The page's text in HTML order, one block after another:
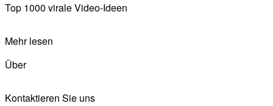
Top 1000 virale Video-Ideen
Mehr lesen
Über
Kontaktieren Sie uns